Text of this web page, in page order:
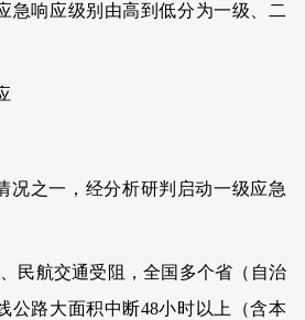
急响应级别由高到低分为一级、二
况之一，经分析研判启动一级应急
、民航交通受阻，全国多个省（自治
公路大面积中断48小时以上（含本